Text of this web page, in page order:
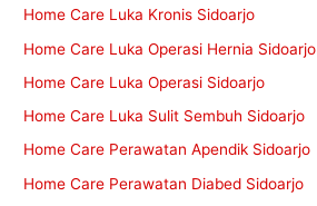
Home Care Luka Kronis Sidoarjo
Home Care Luka Operasi Hernia Sidoarjo
Home Care Luka Operasi Sidoarjo
Home Care Luka Sulit Sembuh Sidoarjo
Home Care Perawatan Apendik Sidoarjo
Home Care Perawatan Diabed Sidoarjo